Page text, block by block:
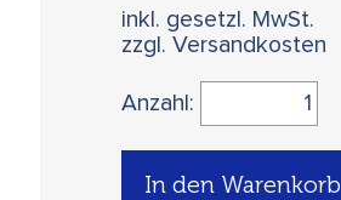
inkl. gesetzl. MwSt.
zzgl. Versandkosten
Anzahl:
In den Warenkorb